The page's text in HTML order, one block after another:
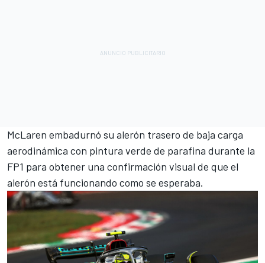
McLaren embadurnó su alerón trasero de baja carga
aerodinámica con pintura verde de parafina durante la
FP1 para obtener una confirmación visual de que el
alerón está funcionando como se esperaba.